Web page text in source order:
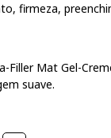
firmeza,
Filler Mat Gel-
suave.